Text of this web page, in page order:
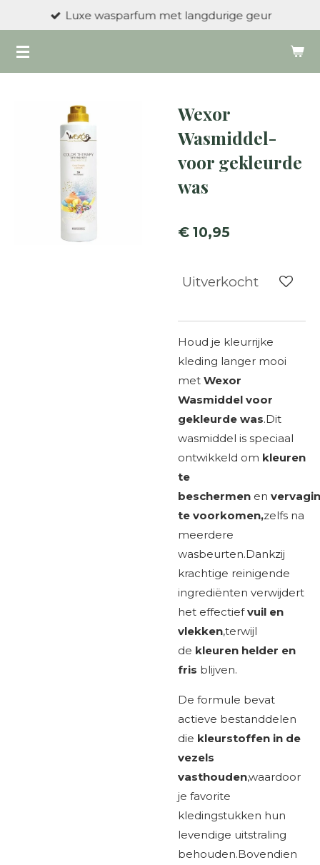
naar
de
Luxe wasparfum met langdurige geur
Wexor
Wasmiddel-
voor gekleurde
was
€ 10,95
Uitverkocht
Houd je kleurrijke
kleding langer mooi
met Wexor
Wasmiddel voor
gekleurde was.Dit
wasmiddel is speciaal
ontwikkeld om kleuren
te
beschermen en
te voorkomen,zelfs na
meerdere
wasbeurten.Dankzij
krachtige reinigende
ingrediënten verwijdert
het effectiefvuil en
vlekken,terwijl
de kleuren helder en
fris blijven.
De formule bevat
actieve bestanddelen
die kleurstoffen in de
vezels
vasthouden,waardoor
je favorite
kledingstukken hun
levendige uitstraling
behouden.Bovendien